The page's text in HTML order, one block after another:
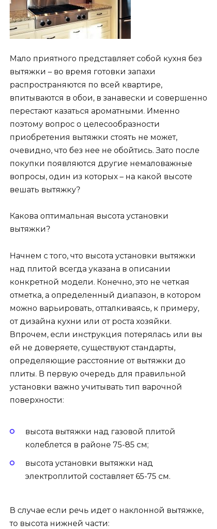
Мало приятного представляет собой кухня без
вытяжки – во время готовки запахи
распространяются по всей квартире,
впитываются в обои, в занавески и совершенно
перестают казаться ароматными. Именно
поэтому вопрос о целесообразности
приобретения вытяжки стоять не может,
очевидно, что без нее не обойтись. Зато после
покупки появляются другие немаловажные
вопросы, один из которых – на какой высоте
вешать вытяжку?
Какова оптимальная высота установки
вытяжки?
Начнем с того, что высота установки вытяжки
над плитой всегда указана в описании
конкретной модели. Конечно, это не четкая
отметка, а определенный диапазон, в котором
можно варьировать, отталкиваясь, к примеру,
от дизайна кухни или от роста хозяйки.
Впрочем, если инструкция потерялась или вы
ей не доверяете, существуют стандарты,
определяющие расстояние от вытяжки до
плиты. В первую очередь для правильной
установки важно учитывать тип варочной
поверхности:
высота вытяжки над газовой плитой
колеблется в районе 75-85 см;
высота установки вытяжки над
электроплитой составляет 65-75 см.
В случае если речь идет о наклонной вытяжке,
то высота нижней части: